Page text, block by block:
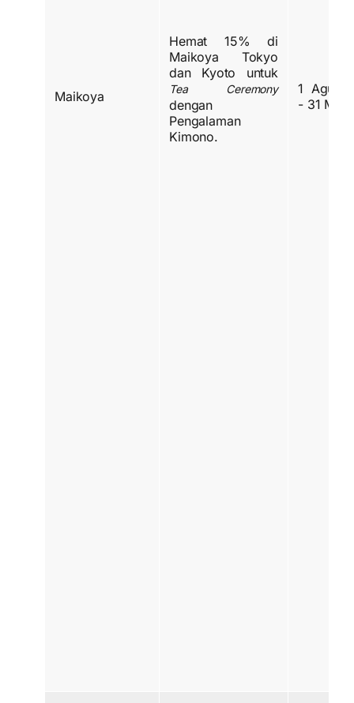
Maikoya
Hemat 15% di
Maikoya Tokyo
dan Kyoto untuk
Tea Ceremony
dengan
Pengalaman
Kimono.
1
- 31